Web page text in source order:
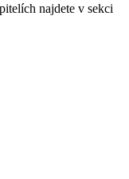
najdete v sekci